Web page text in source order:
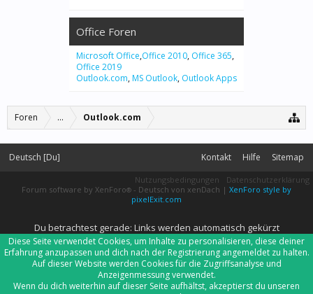
Office Foren
Microsoft Office,Office 2010, Office 365,
Office 2019
Outlook.com, MS Outlook, Outlook Apps
Foren ... Outlook.com
Deutsch [Du] Kontakt Hilfe Sitemap
Nutzungsbedingungen
Datenschutzerklärung
Forum software by XenForo® - Deutsch von xenDach | XenForo style by
pixelExit.com
Du betrachtest gerade: Links werden automatisch gekürzt
Diese Seite verwendet Cookies, um Inhalte zu personalisieren, diese deiner
Erfahrung anzupassen und dich nach der Registrierung angemeldet zu halten.
Auf dieser Website werden Cookies für die Zugriffsanalyse und
Anzeigenmessung verwendet.
Wenn du dich weiterhin auf dieser Seite aufhältst, akzeptierst du unseren